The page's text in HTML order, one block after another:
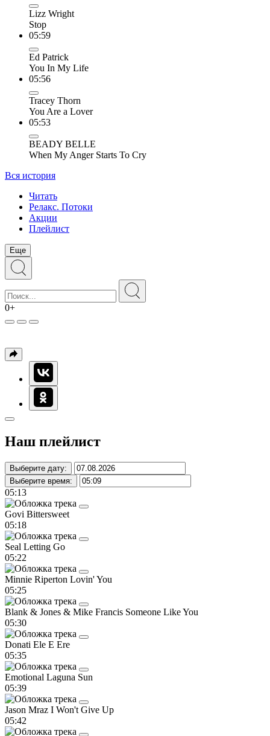
Lizz Wright
Stop
05:59
Ed Patrick
You In My Life
05:56
Tracey Thorn
You Are a Lover
05:53
BEADY BELLE
When My Anger Starts To Cry
Вся история
Читать
Релакс. Потоки
Акции
Плейлист
Еще
0+
Наш плейлист
Выберите дату:
Выберите время:
05:13
Govi Bittersweet
05:18
Seal Letting Go
05:22
Minnie Riperton Lovin' You
05:25
Blank & Jones & Mike Francis Someone Like You
05:30
Donati Ele E Ere
05:35
Emotional Laguna Sun
05:39
Jason Mraz I Won't Give Up
05:42